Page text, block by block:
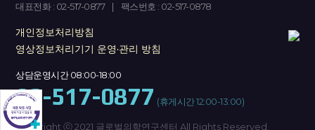
대표전화 : 02-517-0877
| 팩스번호 : 02-517-0878
개인정보처리방침
영상정보처리기기 운영·관리 방침
상담운영시간 08:00-18:00
02-517-0877 (휴게시간 12:00-13:00)
Copyright ⓒ 2021 글로벌의학연구센터 All Rights Reserved.